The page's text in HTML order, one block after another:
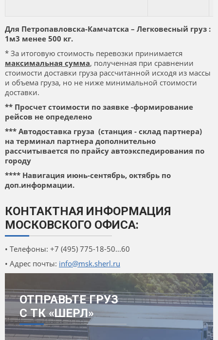
Для Петропавловска-Камчатска – Легковесный груз :
1м3 менее 500 кг.
* За итоговую стоимость перевозки принимается
максимальная сумма, полученная при сравнении
стоимости доставки груза рассчитанной исходя из массы
и объема груза, но не ниже минимальной стоимости
доставки.
** Просчет стоимости по заявке -формирование
рейсов не определено
*** Автодоставка груза (станция - склад партнера)
на терминал партнера дополнительно
рассчитывается по прайсу автоэкспедирования по
городу
**** Навигация июнь-сентябрь, октябрь по
доп.информации.
КОНТАКТНАЯ ИНФОРМАЦИЯ
МОСКОВСКОГО ОФИСА:
• Телефоны: +7 (495) 775-18-50...60
• Адрес почты: info@msk.sherl.ru
ОТПРАВЬТЕ ГРУЗ
С ТК «ШЕРЛ»